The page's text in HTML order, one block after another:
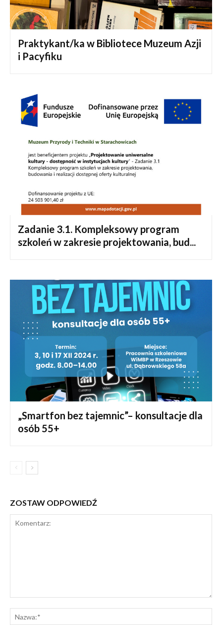
Praktykant/ka w Bibliotece Muzeum Azji
i Pacyfiku
Zadanie 3.1. Kompleksowy program
szkoleń w zakresie projektowania, bud...
„Smartfon bez tajemnic”– konsultacje dla
osób 55+
ZOSTAW ODPOWIEDŹ